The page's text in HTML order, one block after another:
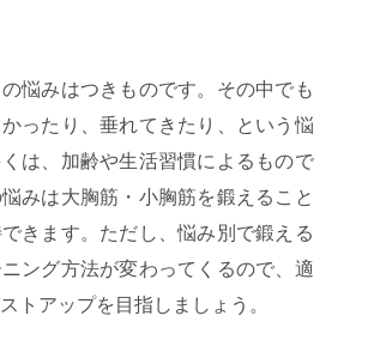
悩みはつきものです。その中でも
ったり、垂れてきたり、という悩
は、加齢や生活習慣によるもので
みは大胸筋・小胸筋を鍛えること
きます。ただし、悩み別で鍛える
ング方法が変わってくるので、適
トアップを目指しましょう。